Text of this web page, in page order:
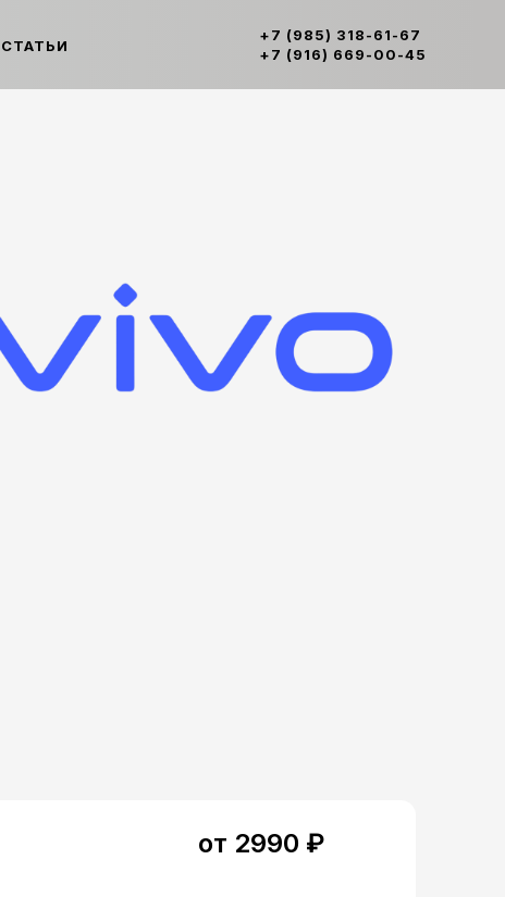
СТАТЬИ
+7 (985) 318-61-67
+7 (916) 669-00-45
от 2990 ₽